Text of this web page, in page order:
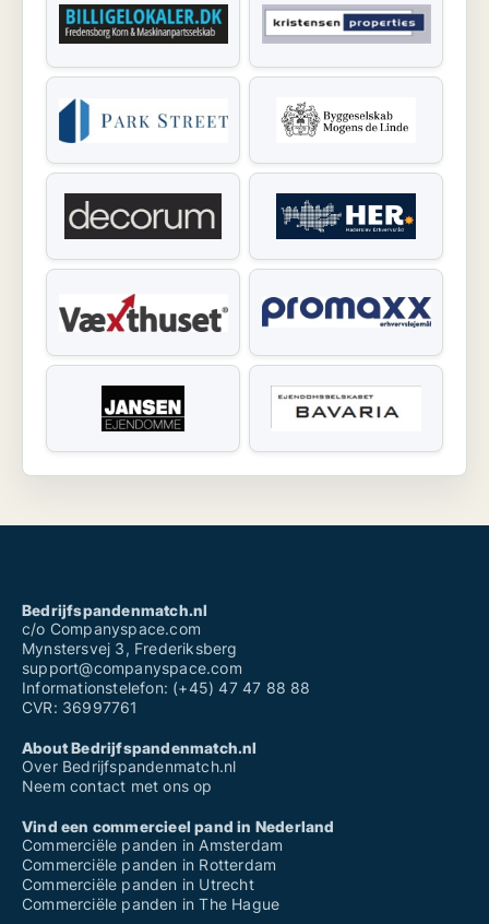
Bedrijfspandenmatch.nl
c/o Companyspace.com
Mynstersvej 3, Frederiksberg
support@companyspace.com
Informationstelefon: (+45) 47 47 88 88
CVR: 36997761
About Bedrijfspandenmatch.nl
Over Bedrijfspandenmatch.nl
Neem contact met ons op
Vind een commercieel pand in Nederland
Commerciële panden in Amsterdam
Commerciële panden in Rotterdam
Commerciële panden in Utrecht
Commerciële panden in The Hague